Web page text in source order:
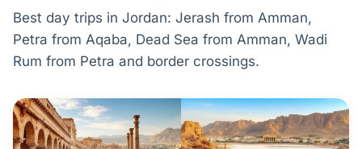
Best day trips in Jordan: Jerash from Amman,
Petra from Aqaba, Dead Sea from Amman, Wadi
Rum from Petra and border crossings.